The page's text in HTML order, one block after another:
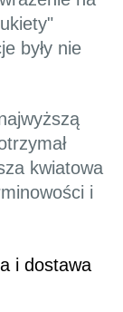
były nie
kwiatowa
i
i dostawa